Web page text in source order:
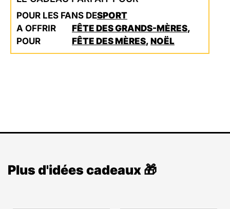
POUR LES FANS DESPORT
A OFFRIR
POUR
FÊTE DES GRANDS-MÈRES,
FÊTE DES MÈRES, NOËL
Plus d'idées cadeaux 🎁